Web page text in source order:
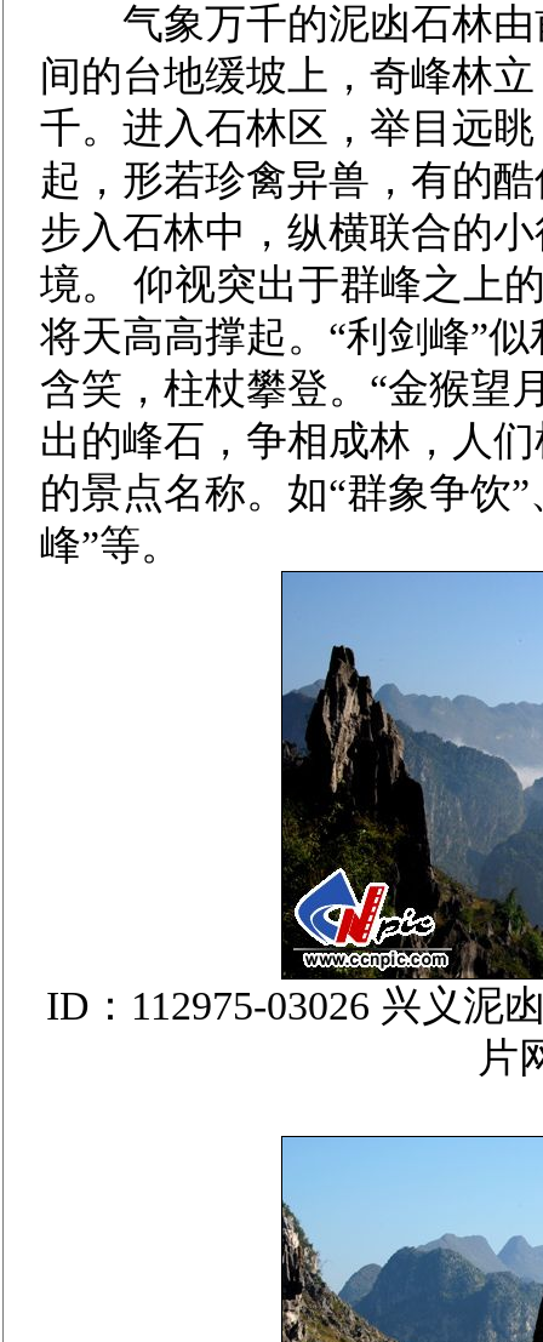
气象万千的泥凼石林由
间的台地缓坡上，奇峰林
千。进入石林区，举目远
起，形若珍禽异兽，有的
步入石林中，纵横联合的
境。 仰视突出于群峰之上
将天高高撑起。“利剑峰”
含笑，柱杖攀登。“金猴望
出的峰石，争相成林，人
的景点名称。如“群象争饮
峰”等。
ID：112975-03026 兴义
片